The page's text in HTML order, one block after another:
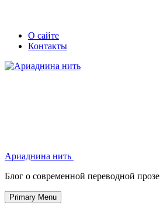
Skip
Secondary
left
navigation
Secondary
right
navigation
О сайте
Контакты
Ариаднина нить
Блог о современной переводной прозе
Primary Menu